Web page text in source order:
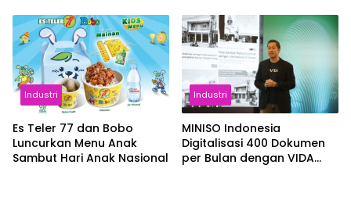
Industri
Es Teler 77 dan Bobo
Luncurkan Menu Anak
Sambut Hari Anak Nasional
Industri
MINISO Indonesia
Digitalisasi 400 Dokumen
per Bulan dengan VIDA